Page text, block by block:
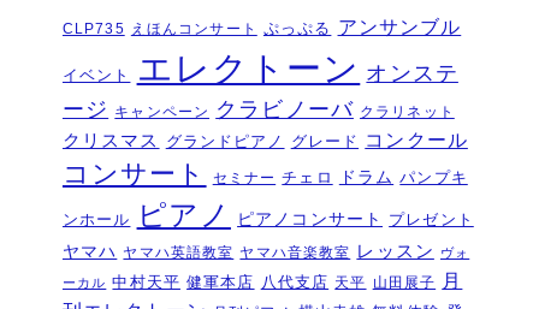
夏のおトクなキャンペーン・・・その
夏のおトクなキャンペーン・・・その
１
2026年6月11日
ピアノを購入するなら今！『ひと足早
いサマーセール』6/14～7/12
2026年6月7
ピアノ・アドヴェンチャー研究会発表
会を実施しました～🎵
新入会おめでとう！コンサートを実施
CLP735 えほんコンサート ぷっぷる アンサンブル
イベント エレクトーン オンステ
ージ
キャンペーン クラビノーバ クラリネット
クリスマス グランドピアノ グレード コンクール
コンサート セミナー チェロ ドラム パンプキ
ンホール ピアノ ピアノコンサート プレゼント
ヤマハ ヤマハ英語教室 ヤマハ音楽教室 レッスン ヴォ
ーカル 中村天平 健軍本店 八代支店 天平 山田展子
月